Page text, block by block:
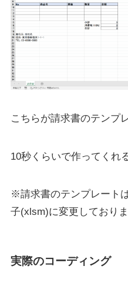
こちらが請求書のテンプ
10秒くらいで作ってくれ
※請求書のテンプレート
子(xlsm)に変更しておりま
実際のコーディング